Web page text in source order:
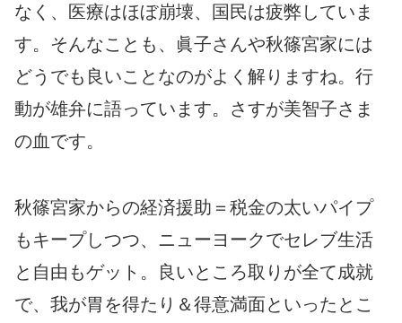
なく、医療はほぼ崩壊、国民は疲弊していま
す。そんなことも、眞子さんや秋篠宮家には
どうでも良いことなのがよく解りますね。行
動が雄弁に語っています。さすが美智子さま
の血です。
秋篠宮家からの経済援助＝税金の太いパイプ
もキープしつつ、ニューヨークでセレブ生活
と自由もゲット。良いところ取りが全て成就
で、我が胃を得たり＆得意満面といったとこ